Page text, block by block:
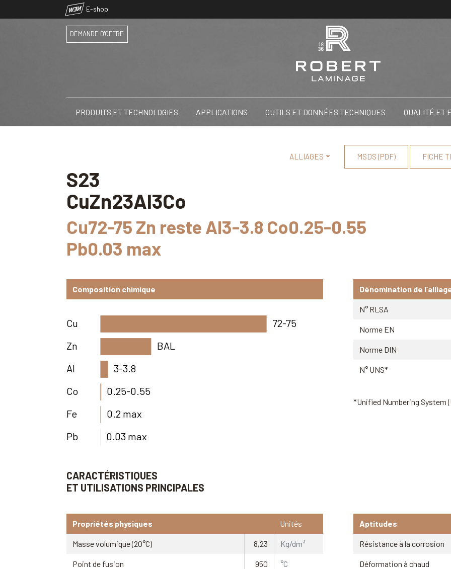
NEW E-shop
DEMANDE D'OFFRE
PRODUITS ET TECHNOLOGIES APPLICATIONS OUTILS ET DONNÉES TECHNIQUES QUALITÉ ET
ALLIAGES MSDS (PDF) FICHE
S23
CuZn23Al3Co
Cu72-75 Zn reste Al3-3.8 Co0.25-0.55
Pb0.03 max
Composition chimique
Cu 72-75
Zn BAL
Al
3-3.8
Co
0.25-0.55
Fe 0.2 max
Pb 0.03 max
Dénomination de
N° RLSA
Norme EN
Norme DIN
N° UNS*
*Unified Numbering System
CARACTÉRISTIQUES
ET UTILISATIONS PRINCIPALES
Propriétés physiques Unités
Masse volumique (20°C) 8,23 Kg/dm³
Point de fusion 950 °C
Aptitudes
Résistance à la corrosion
Déformation à chaud